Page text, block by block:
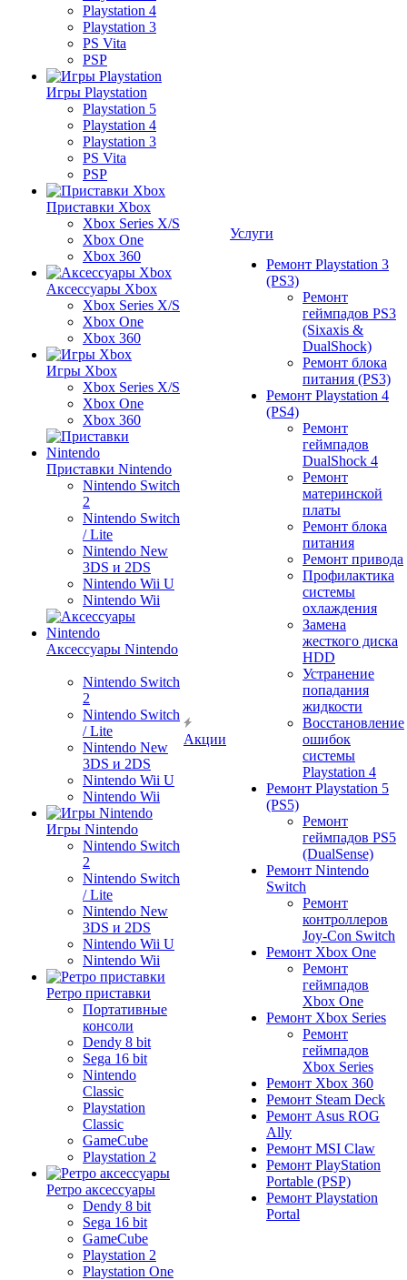
Playstation 4
Playstation 3
PS Vita
PSP
Игры Playstation
Playstation 5
Playstation 4
Playstation 3
PS Vita
PSP
Приставки Xbox
Xbox Series X/S
Xbox One
Xbox 360
Аксессуары Xbox
Xbox Series X/S
Xbox One
Xbox 360
Игры Xbox
Xbox Series X/S
Xbox One
Xbox 360
Приставки Nintendo
Nintendo Switch
2
Nintendo Switch
/ Lite
Nintendo New
3DS и 2DS
Nintendo Wii U
Nintendo Wii
Аксессуары Nintendo
Nintendo Switch
2
Nintendo Switch
/ Lite
Nintendo New
3DS и 2DS
Nintendo Wii U
Nintendo Wii
Игры Nintendo
Nintendo Switch
2
Nintendo Switch
/ Lite
Nintendo New
3DS и 2DS
Nintendo Wii U
Nintendo Wii
Ретро приставки
Портативные
консоли
Dendy 8 bit
Sega 16 bit
Nintendo
Classic
Playstation
Classic
GameCube
Playstation 2
Ретро аксессуары
Dendy 8 bit
Sega 16 bit
GameCube
Playstation 2
Playstation One
Акции
Услуги
Ремонт Playstation 3
(PS3)
Ремонт
геймпадов PS3
(Sixaxis &
DualShock)
Ремонт блока
питания (PS3)
Ремонт Playstation 4
(PS4)
Ремонт
геймпадов
DualShock 4
Ремонт
материнской
платы
Ремонт блока
питания
Ремонт привода
Профилактика
системы
охлаждения
Замена
жесткого диска
HDD
Устранение
попадания
жидкости
Восстановление
ошибок
системы
Playstation 4
Ремонт Playstation 5
(PS5)
Ремонт
геймпадов PS5
(DualSense)
Ремонт Nintendo
Switch
Ремонт
контроллеров
Joy-Con Switch
Ремонт Xbox One
Ремонт
геймпадов
Xbox One
Ремонт Xbox Series
Ремонт
геймпадов
Xbox Series
Ремонт Xbox 360
Ремонт Steam Deck
Ремонт Asus ROG
Ally
Ремонт MSI Claw
Ремонт PlayStation
Portable (PSP)
Ремонт Playstation
Portal